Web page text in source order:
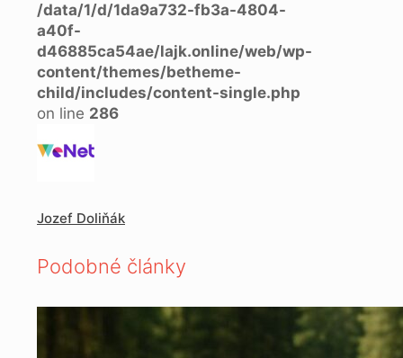
/data/1/d/1da9a732-fb3a-4804-
a40f-
d46885ca54ae/lajk.online/web/wp-
content/themes/betheme-
child/includes/content-single.php
on line 286
Jozef Doliňák
Podobné články